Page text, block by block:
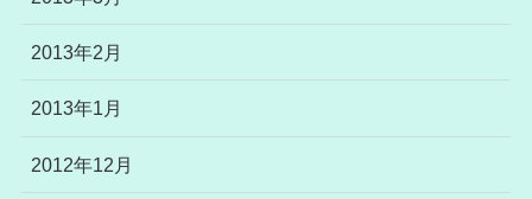
2013年2月
2013年1月
2012年12月